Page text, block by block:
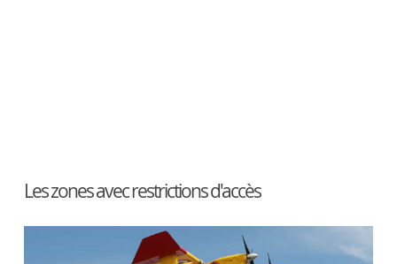
Les zones avec restrictions d'accès